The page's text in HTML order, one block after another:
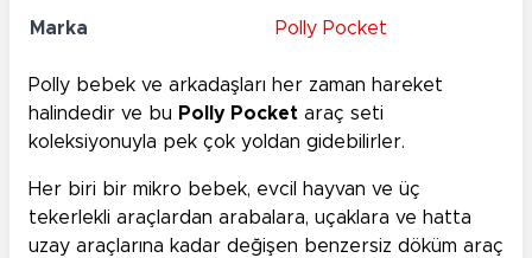
Marka Polly Pocket
Polly bebek ve arkadaşları her zaman hareket
halindedir ve bu Polly Pocket araç seti
koleksiyonuyla pek çok yoldan gidebilirler.
Her biri bir mikro bebek, evcil hayvan ve üç
tekerlekli araçlardan arabalara, uçaklara ve hatta
uzay araçlarına kadar değişen benzersiz döküm araç